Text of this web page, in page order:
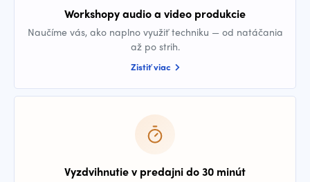
Workshopy audio a video produkcie
Naučíme vás, ako naplno využiť techniku — od natáčania
až po strih.
Zistiť viac
Vyzdvihnutie v predajni do 30 minút